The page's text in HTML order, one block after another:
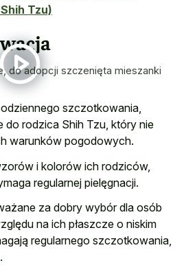
Tzu)
do adopcji szczenięta mieszanki
szczotkowania,
do rodzica Shih Tzu, który nie
warunków pogodowych.
i kolorów ich rodziców,
regularnej pielęgnacji.
zadobry wybór dla osób
na ich płaszcze o niskim
regularnego szczotkowania,